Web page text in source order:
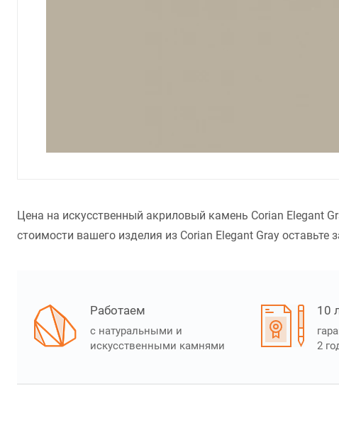
Цена на искусственный акриловый камень Corian Elegant
стоимости вашего изделия из Corian Elegant Gray оставьте
Работаем
с натуральными и
искусственными камнями
10
2